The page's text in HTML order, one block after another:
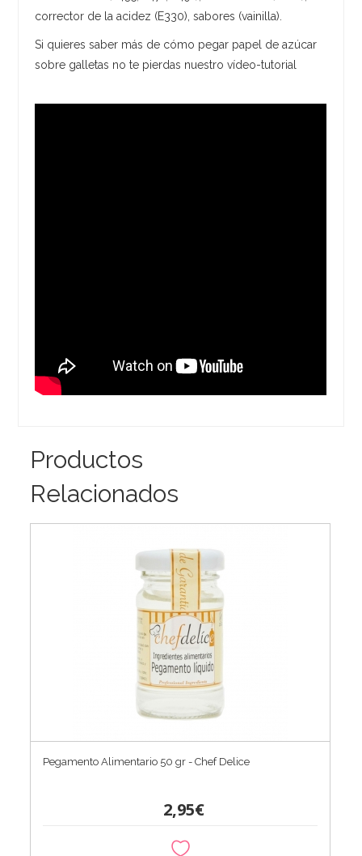
corrector de la acidez (E330), sabores (vainilla).
Si quieres saber más de cómo pegar papel de azúcar
sobre galletas no te pierdas nuestro vídeo-tutorial
Productos
Relacionados
Pegamento Alimentario 50 gr - Chef Delice
2,95€